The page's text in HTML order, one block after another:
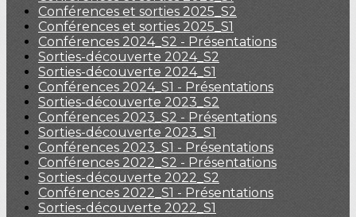
Conférences et sorties 2025_S2
Conférences et sorties 2025_S1
Conférences 2024_S2 - Présentations
Sorties-découverte 2024_S2
Sorties-découverte 2024_S1
Conférences 2024_S1 - Présentations
Sorties-découverte 2023_S2
Conférences 2023_S2 - Présentations
Sorties-découverte 2023_S1
Conférences 2023_S1 - Présentations
Conférences 2022_S2 - Présentations
Sorties-découverte 2022_S2
Conférences 2022_S1 - Présentations
Sorties-découverte 2022_S1